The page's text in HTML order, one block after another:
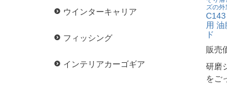
ウインターキャリア
フィッシング
インテリアカーゴギア
ズの外
用
ド
販売
研磨
をご